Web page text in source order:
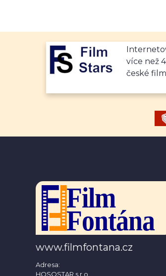
více než
české
www.filmfontana.cz
Adresa:
HOSOSTAR s.r.o